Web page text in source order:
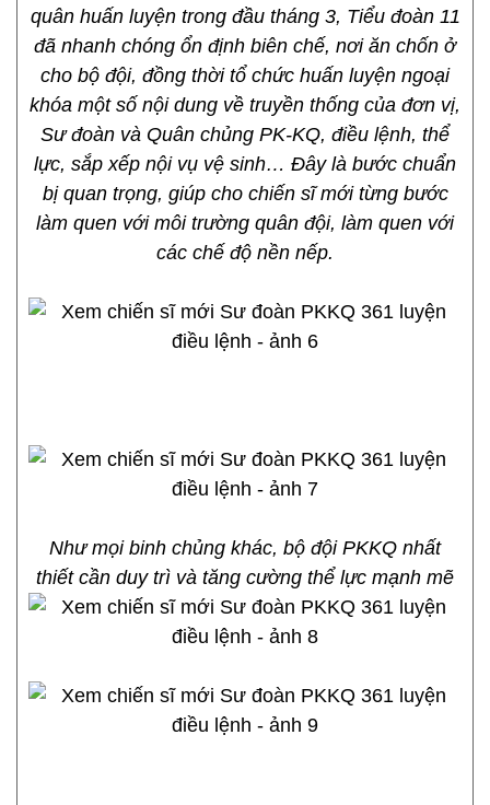
quân huấn luyện trong đầu tháng 3, Tiểu đoàn 11
đã nhanh chóng ổn định biên chế, nơi ăn chốn ở
cho bộ đội, đồng thời tổ chức huấn luyện ngoại
khóa một số nội dung về truyền thống của đơn vị,
Sư đoàn và Quân chủng PK-KQ, điều lệnh, thể
lực, sắp xếp nội vụ vệ sinh… Đây là bước chuẩn
bị quan trọng, giúp cho chiến sĩ mới từng bước
làm quen với môi trường quân đội, làm quen với
các chế độ nền nếp.
Như mọi binh chủng khác, bộ đội PKKQ nhất
thiết cần duy trì và tăng cường thể lực mạnh mẽ